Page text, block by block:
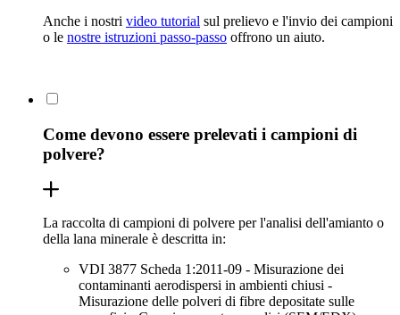
Anche i nostri video tutorial sul prelievo e l'invio dei campioni
o le nostre istruzioni passo-passo offrono un aiuto.
Come devono essere prelevati i campioni di
polvere?
La raccolta di campioni di polvere per l'analisi dell'amianto o
della lana minerale è descritta in:
VDI 3877 Scheda 1:2011-09 - Misurazione dei
contaminanti aerodispersi in ambienti chiusi -
Misurazione delle polveri di fibre depositate sulle